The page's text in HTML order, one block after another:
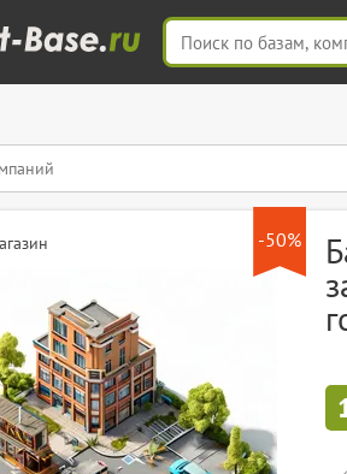
-50%